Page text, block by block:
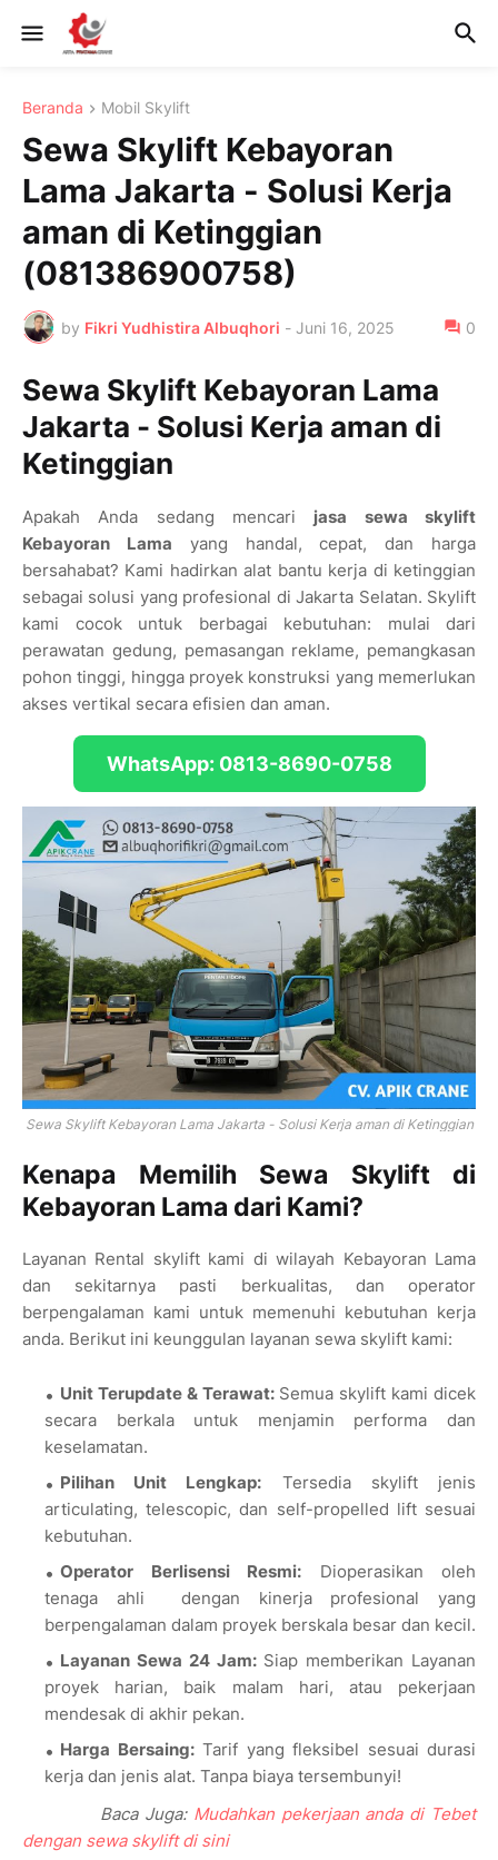
Beranda Mobil Skylift
Sewa Skylift Kebayoran
Lama Jakarta - Solusi Kerja
aman di Ketinggian
(081386900758)
by Fikri Yudhistira Albuqhori - Juni 16, 2025 0
Sewa Skylift Kebayoran Lama
Jakarta - Solusi Kerja aman di
Ketinggian
Apakah Anda sedang mencari jasa sewa skylift
Kebayoran Lama yang handal, cepat, dan harga
bersahabat? Kami hadirkan alat bantu kerja di ketinggian
sebagai solusi yang profesional di Jakarta Selatan. Skylift
kami cocok untuk berbagai kebutuhan: mulai dari
perawatan gedung, pemasangan reklame, pemangkasan
pohon tinggi, hingga proyek konstruksi yang memerlukan
akses vertikal secara efisien dan aman.
WhatsApp: 0813-8690-0758
Sewa Skylift Kebayoran Lama Jakarta - Solusi Kerja aman di Ketinggian
Kenapa Memilih Sewa Skylift di
Kebayoran Lama dari Kami?
Layanan Rental skylift kami di wilayah Kebayoran Lama
dan sekitarnya pasti berkualitas, dan operator
berpengalaman kami untuk memenuhi kebutuhan kerja
anda. Berikut ini keunggulan layanan sewa skylift kami:
Unit Terupdate & Terawat:Semua skylift kami dicek
secara berkala untuk menjamin performa dan
keselamatan.
Pilihan Unit Lengkap: Tersedia skylift jenis
articulating, telescopic, dan self-propelled lift sesuai
kebutuhan.
Operator Berlisensi Resmi: Dioperasikan oleh
tenaga ahli dengan kinerja profesional yang
berpengalaman dalam proyek berskala besar dan kecil.
Layanan Sewa 24 Jam:Siap memberikan Layanan
proyek harian, baik malam hari, atau pekerjaan
mendesak di akhir pekan.
Harga Bersaing:Tarif yang fleksibel sesuai durasi
kerja dan jenis alat. Tanpa biaya tersembunyi!
Baca Juga: Mudahkan pekerjaan anda di Tebet
dengan sewa skylift di sini